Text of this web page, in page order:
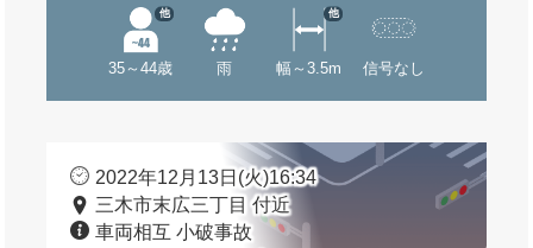
35～44歳
他
雨 幅～3.5m
他
信号なし
2022年12月13日(火)16:34
三木市末広三丁目 付近
車両相互 小破事故